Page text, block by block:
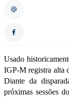
Usado
IGP-M registra alta
Diante da
próximas sessões